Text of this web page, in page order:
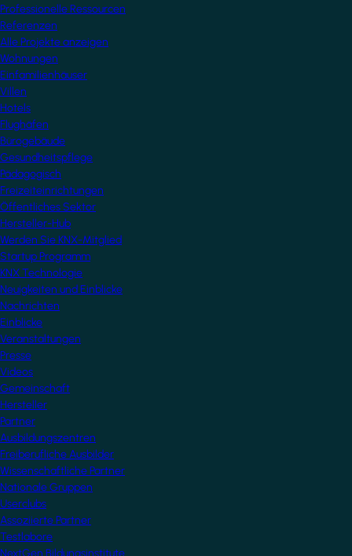
Professionelle Ressourcen
Referenzen
Alle Projekte anzeigen
Wohnungen
Einfamilienhäuser
Villen
Hotels
Flughäfen
Bürogebäude
Gesundheitspflege
Pädagogisch
Freizeiteinrichtungen
Öffentliches Sektor
Hersteller-Hub
Werden Sie KNX-Mitglied
Startup Programm
KNX Technologie
Neuigkeiten und Einblicke
Nachrichten
Einblicke
Veranstaltungen
Presse
Videos
Gemeinschaft
Hersteller
Partner
Ausbildungszentren
Freiberufliche Ausbilder
Wissenschaftliche Partner
Nationale Gruppen
Userclubs
Assoziierte Partner
Testlabore
NextGen Bildungsinstitute